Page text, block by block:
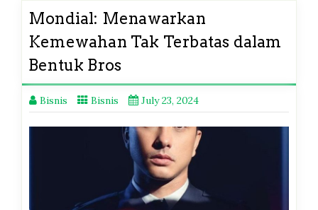
Mondial: Menawarkan
Kemewahan Tak Terbatas dalam
Bentuk Bros
Bisnis Bisnis July 23, 2024